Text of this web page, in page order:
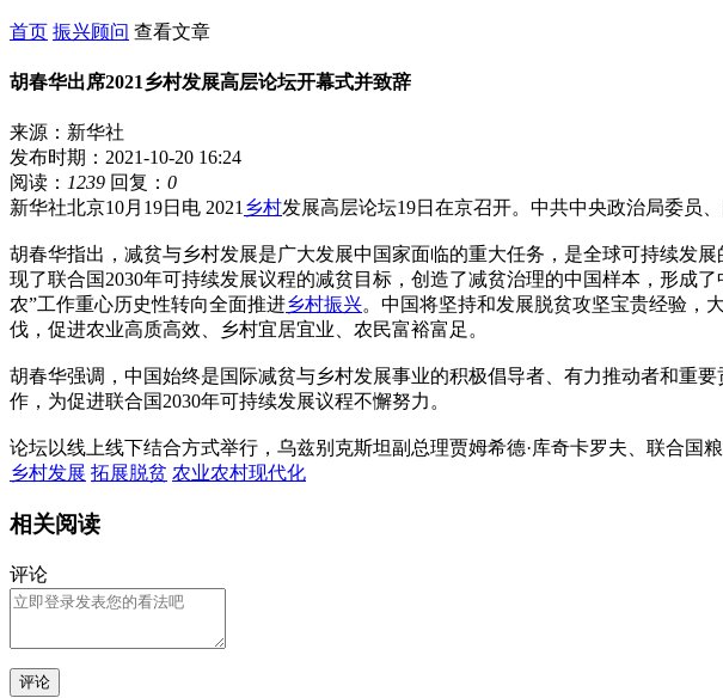
首页 振兴顾问 查看文章
胡春华出席2021乡村发展高层论坛开幕式并致辞
来源：新华社
发布时期：2021-10-20 16:24
阅读： 1239 回复： 0
新华社北京10月19日电 2021乡村发展高层论坛19日在京召开。中共中央政治局委员
胡春华指出，减贫与乡村发展是广大发展中国家面临的重大任务，是全球可持续发
现了联合国2030年可持续发展议程的减贫目标，创造了减贫治理的中国样本，形成
农”工作重心历史性转向全面推进乡村振兴。中国将坚持和发展脱贫攻坚宝贵经验，
伐，促进农业高质高效、乡村宜居宜业、农民富裕富足。
胡春华强调，中国始终是国际减贫与乡村发展事业的积极倡导者、有力推动者和重
作，为促进联合国2030年可持续发展议程不懈努力。
论坛以线上线下结合方式举行，乌兹别克斯坦副总理贾姆希德·库奇卡罗夫、联合国
乡村发展 拓展脱贫 农业农村现代化
相关阅读
评论
评论